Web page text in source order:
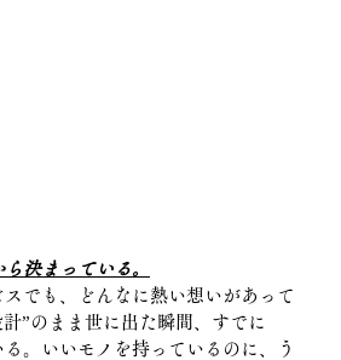
決まっている。
スでも、どんなに熱い想いがあって
”のまま世に出た瞬間、すでに
る。いいモノを持っているのに、う